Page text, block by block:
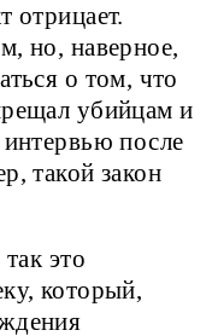
отрицает.
но, наверное,
о том, что
убийцам и
интервью после
такой закон
это
который,